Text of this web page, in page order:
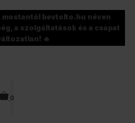
mostantól bevtolto.hu néven
a szolgáltatások és a csapat
🔥
0